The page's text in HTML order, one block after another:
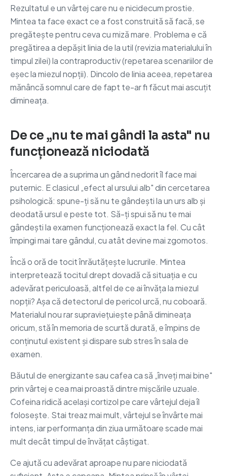
Rezultatul e un vârtej care nu e nicidecum prostie.
Mintea ta face exact ce a fost construită să facă, se
pregătește pentru ceva cu miză mare. Problema e că
pregătirea a depășit linia de la util (revizia materialului în
timpul zilei) la contraproductiv (repetarea scenariilor de
eșec la miezul nopții). Dincolo de linia aceea, repetarea
mănâncă somnul care de fapt te-ar fi făcut mai ascuțit
dimineața.
De ce „nu te mai gândi la asta" nu
funcționează niciodată
Încercarea de a suprima un gând nedorit îl face mai
puternic. E clasicul „efect al ursului alb" din cercetarea
psihologică: spune-ți să nu te gândești la un urs alb și
deodată ursul e peste tot. Să-ți spui să nu te mai
gândești la examen funcționează exact la fel. Cu cât
împingi mai tare gândul, cu atât devine mai zgomotos.
Încă o oră de tocit înrăutățește lucrurile. Mintea
interpretează tocitul drept dovadă că situația e cu
adevărat periculoasă, altfel de ce ai învăța la miezul
nopții? Așa că detectorul de pericol urcă, nu coboară.
Materialul nou rar supraviețuiește până dimineața
oricum, stă în memoria de scurtă durată, e împins de
conținutul existent și dispare sub stres în sala de
examen.
Băutul de energizante sau cafea ca să „înveți mai bine"
prin vârtej e cea mai proastă dintre mișcările uzuale.
Cofeina ridică același cortizol pe care vârtejul deja îl
folosește. Stai treaz mai mult, vârtejul se învârte mai
intens, iar performanța din ziua următoare scade mai
mult decât timpul de învățat câștigat.
Ce ajută cu adevărat aproape nu pare niciodată